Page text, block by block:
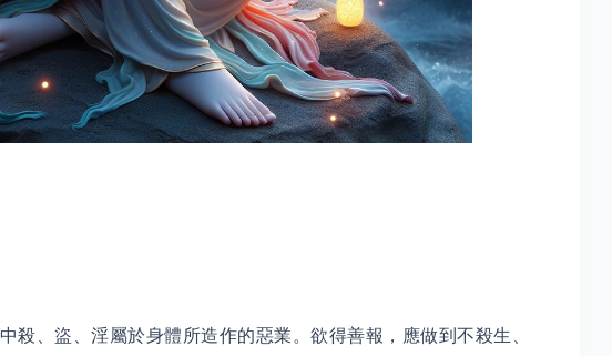
殺、盜、淫屬於身體所造作的惡業。欲得善報，應做到不殺生、